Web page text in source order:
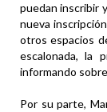
puedan inscribir
nueva
otros espacios
escalonada, la
informando
Por su parte,